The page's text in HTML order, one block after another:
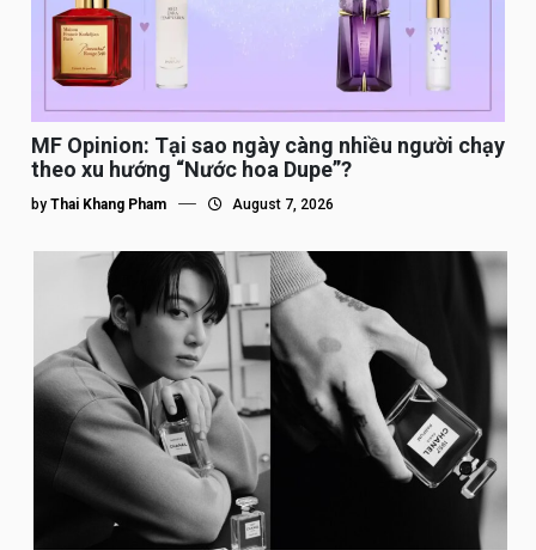
MF Opinion: Tại sao ngày càng nhiều người chạy
theo xu hướng “Nước hoa Dupe”?
by Thai Khang Pham August 7, 2026